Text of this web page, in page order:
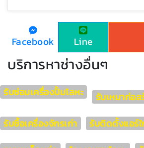
Facebook Line
บริการหาช่างอื่นๆ
รับซ่อมเครื่องปั้มโลหะ
รับเหมาก่อ
รับซื้อเครื่องจักรเก่า
รับติดตั้งแอร์